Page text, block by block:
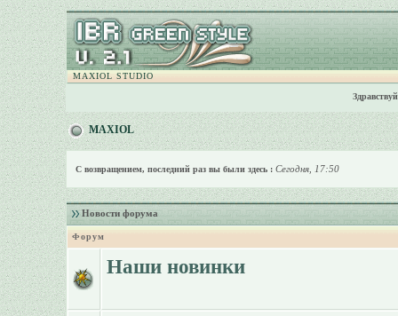
MAXIOL STUDIO
MAXIOL
С возвращением, последний раз вы были здесь : Сегодня, 17:50
Новости форума
Форум
Наши новинки